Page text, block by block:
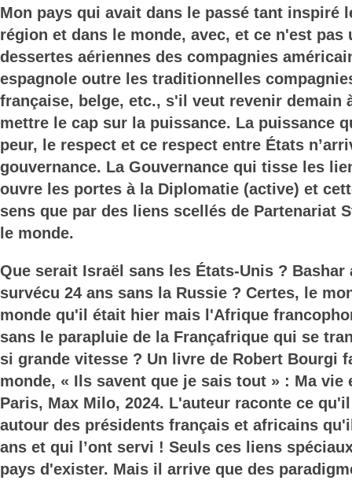
Mon pays qui avait dans le passé tant inspiré
région et dans le monde, avec, et ce n'est pas
dessertes aériennes des compagnies
espagnole outre les traditionnelles
française, belge, etc., s'il veut revenir demain
mettre le cap sur la puissance. La puissance
peur, le respect et ce respect entre États
gouvernance. La Gouvernance qui tisse les
ouvre les portes à la Diplomatie (active) et
sens que par des liens scellés de Partenariat
le monde.
Que serait Israël sans les États-Unis ?
survécu 24 ans sans la Russie ? Certes, le
monde qu'il était hier mais l'Afrique
sans le parapluie de la Françafrique qui se
si grande vitesse ? Un livre de Robert Bourgi
monde, « Ils savent que je sais tout » : Ma vie
Paris, Max Milo, 2024. L'auteur raconte ce
autour des présidents français et africains
ans et qui l’ont servi ! Seuls ces liens
pays d'exister. Mais il arrive que des